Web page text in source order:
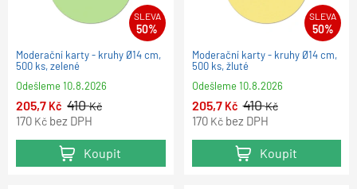
SLEVA
50%
Moderační karty - kruhy Ø14 cm,
500 ks, zelené
Odešleme10.8.2026
205,7 Kč 410Kč
170 Kč bez DPH
Koupit
SLEVA
50%
Moderační karty - kruhy Ø14 cm,
500 ks, žluté
Odešleme10.8.2026
205,7 Kč 410Kč
170 Kč bez DPH
Koupit